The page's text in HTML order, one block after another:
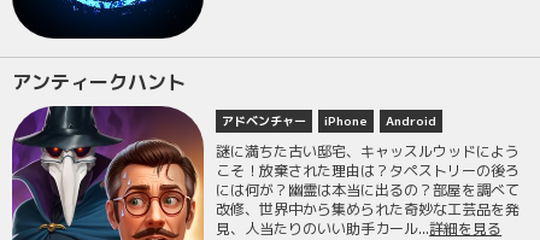
アンティークハント
アドベンチャー iPhone Android
謎に満ちた古い邸宅、キャッスルウッドによう
こそ！放棄された理由は？タペストリーの後ろ
には何が？幽霊は本当に出るの？部屋を調べて
改修、世界中から集められた奇妙な工芸品を発
見、人当たりのいい助手カール...詳細を見る